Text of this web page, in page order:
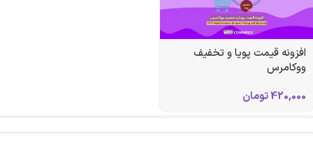
افزونه قیمت پویا و تخفیف
ووکامرس
420,000تومان